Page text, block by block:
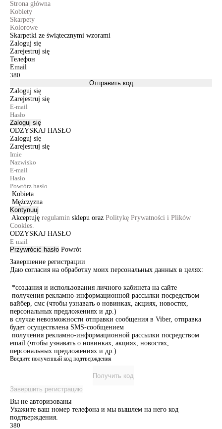
Strona główna
Kobiety
Skarpety
Kolorowe
Skarpetki ze świątecznymi wzorami
Zaloguj się
Zarejestruj się
Телефон
Email
Отправить код
Zaloguj się
Zarejestruj się
Zaloguj się
ODZYSKAJ HASŁO
Zaloguj się
Zarejestruj się
Kobieta
Mężczyzna
Kontynuuj
Akceptuję regulamin sklepu oraz Politykę Prywatności i Plików
Cookies.
ODZYSKAJ HASŁO
Przywrócić hasło Powrót
Завершение регистрации
Даю согласия на обработку моих персональных данных в целях:
*создания и использования личного кабинета на сайте
получения рекламно-информационной рассылки посредством
вайбер, смс (чтобы узнавать о новинках, акциях, новостях,
персональных предложениях и др.)
в случае невозможности отправки сообщения в Viber, отправка
будет осуществлена SMS-сообщением
получения рекламно-информационной рассылки посредством
email (чтобы узнавать о новинках, акциях, новостях,
персональных предложениях и др.)
Введите полученный код подтверждения
Получить код
Завершить регистрацию
Вы не авторизованы
Укажите ваш номер телефона и мы вышлем на него код
подтверждения.